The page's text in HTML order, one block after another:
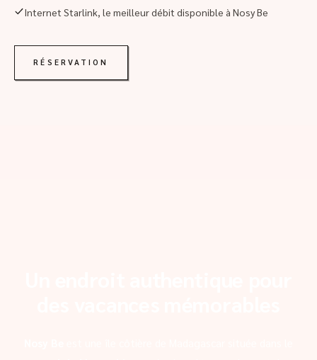
Internet Starlink, le meilleur débit disponible à Nosy Be
RÉSERVATION